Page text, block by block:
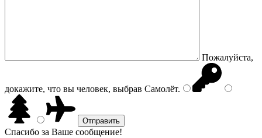
Пожалуйста,
докажите, что вы человек, выбрав Самолёт.
Спасибо за Ваше сообщение!